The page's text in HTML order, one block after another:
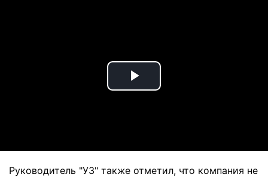
Play
Руководитель "УЗ" также отметил, что компания не